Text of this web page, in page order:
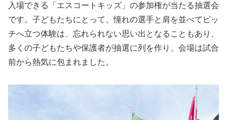
入場できる「エスコートキッズ」の参加権が当たる抽選会
です。子どもたちにとって、憧れの選手と肩を並べてピッ
チへ立つ体験は、忘れられない思い出となることもあり、
多くの子どもたちや保護者が抽選に列を作り、会場は試合
前から熱気に包まれました。